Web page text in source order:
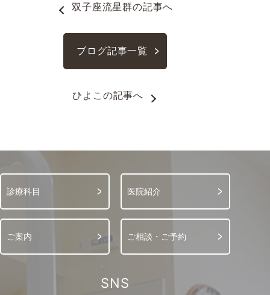
双子座流星群の記事へ
ブログ記事一覧
ひよこ の記事へ
診療科目 医院紹介
ご案内 ご相談・ご予約
SNS